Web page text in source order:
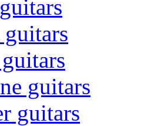
guitars
guitars